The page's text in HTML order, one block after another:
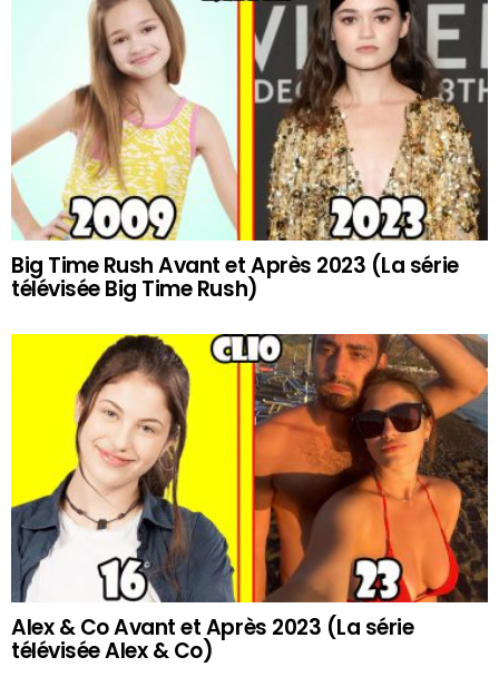
Big Time Rush Avant et Après 2023 (La série
télévisée Big Time Rush)
Alex & Co Avant et Après 2023 (La série
télévisée Alex & Co)